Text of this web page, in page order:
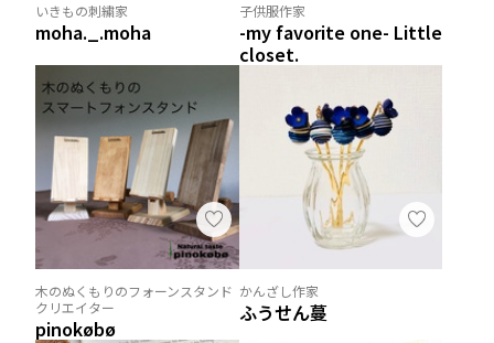
いきもの刺繍家
moha._.moha
子供服作家
-my favorite one- Little
closet.
木のぬくもりのフォーンスタンド
クリエイター
pinokøbø
かんざし作家
ふうせん蔓